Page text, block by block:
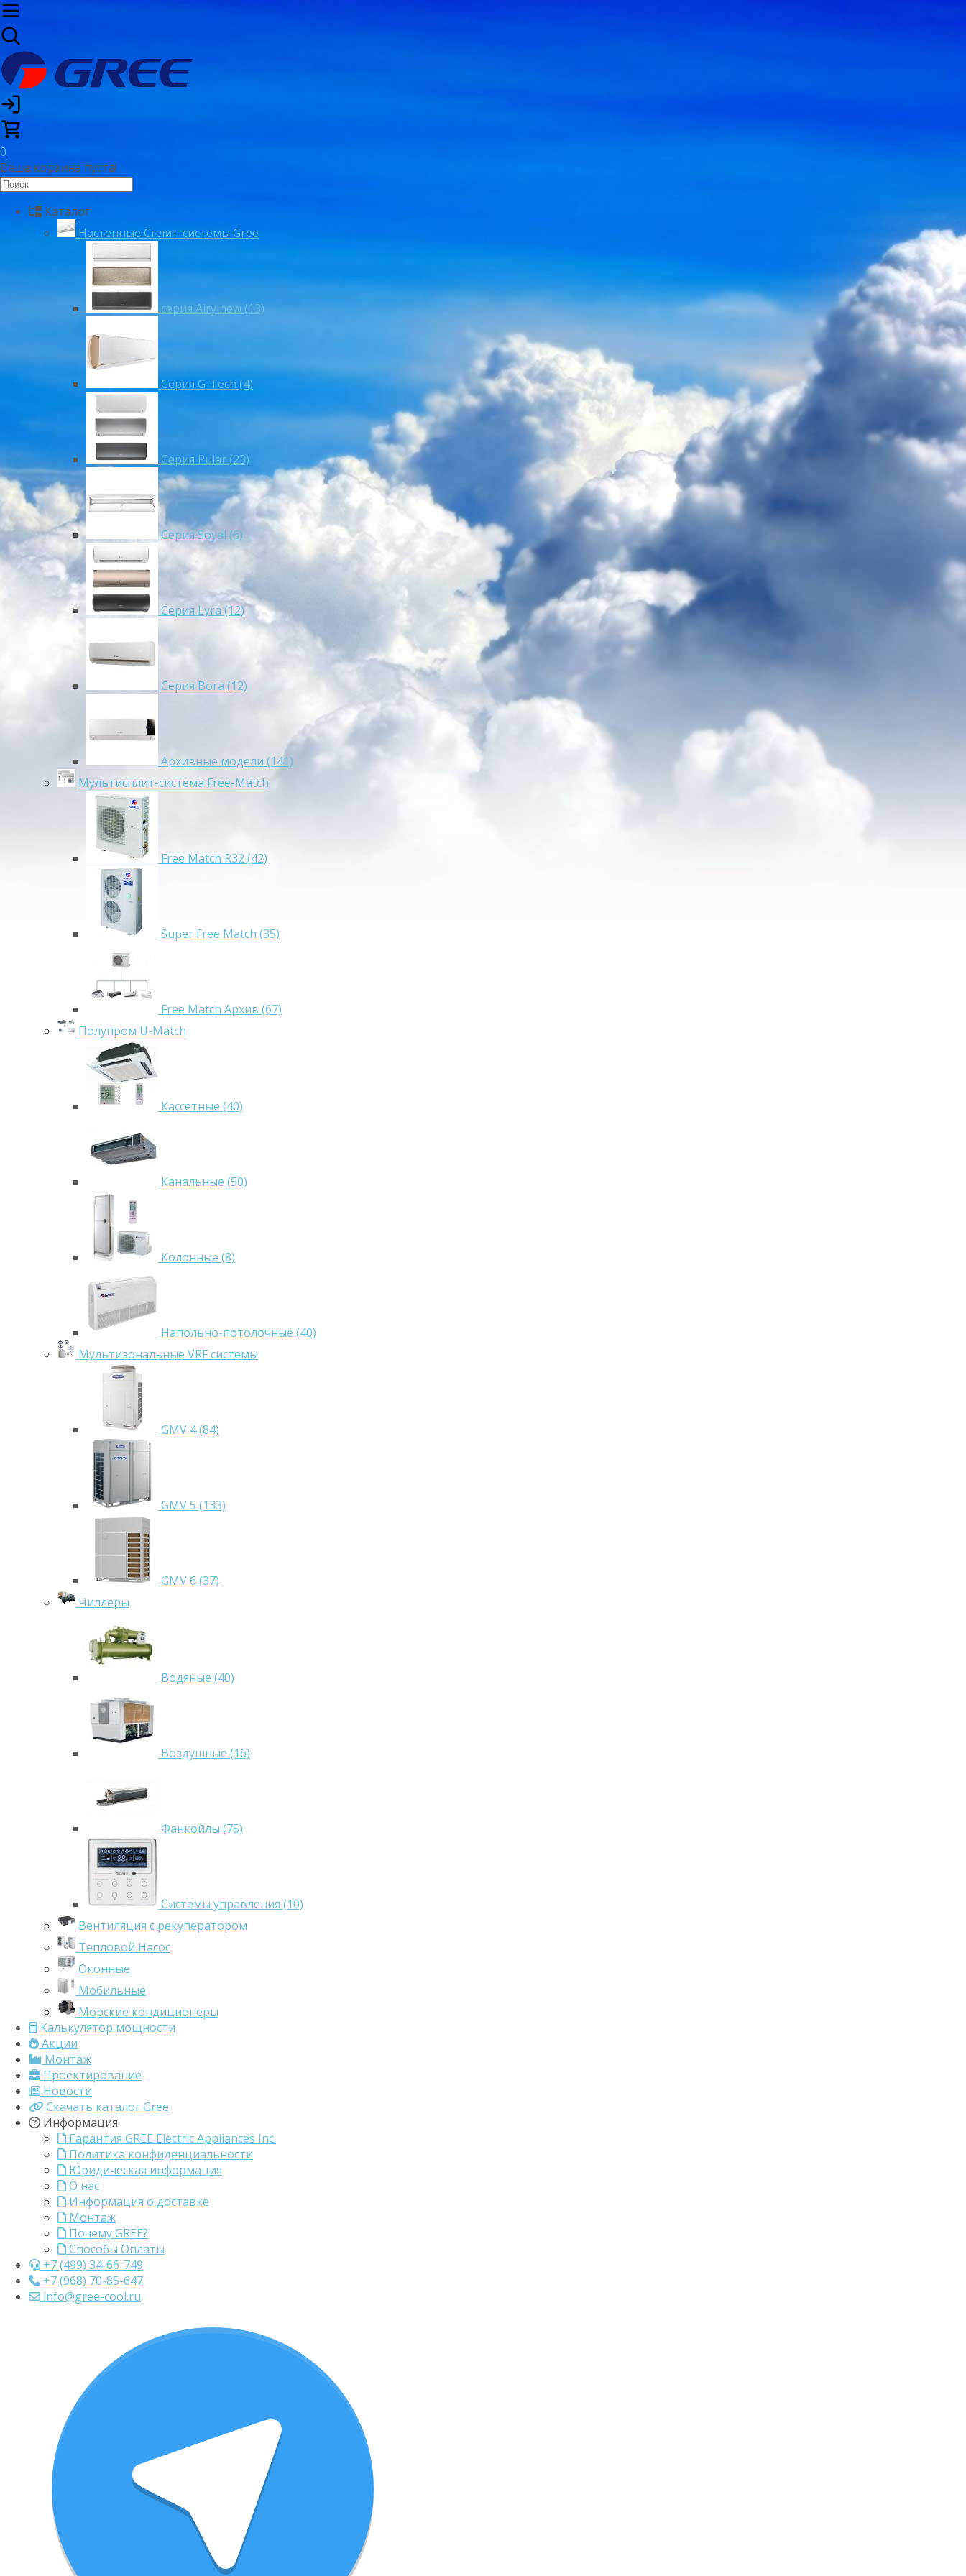
0
Ваша корзина пуста!
Каталог
Настенные Сплит-системы Gree
серия Airy new (13)
Серия G-Tech (4)
Серия Pular (23)
Cерия Soyal (6)
Серия Lyra (12)
Серия Bora (12)
Архивные модели (141)
Мультисплит-система Free-Match
Free Match R32 (42)
Super Free Match (35)
Free Match Архив (67)
Полупром U-Match
Кассетные (40)
Канальные (50)
Колонные (8)
Напольно-потолочные (40)
Мультизональные VRF системы
GMV 4 (84)
GMV 5 (133)
GMV 6 (37)
Чиллеры
Водяные (40)
Воздушные (16)
Фанкойлы (75)
Системы управления (10)
Вентиляция с рекуператором
Тепловой Насос
Оконные
Мобильные
Морские кондиционеры
Калькулятор мощности
Акции
Монтаж
Проектирование
Новости
Скачать каталог Gree
Информация
Гарантия GREE Electric Appliances Inc.
Политика конфиденциальности
Юридическая информация
О нас
Информация о доставке
Монтаж
Почему GREE?
Способы Оплаты
+7 (499) 34-66-749
+7 (968) 70-85-647
info@gree-cool.ru